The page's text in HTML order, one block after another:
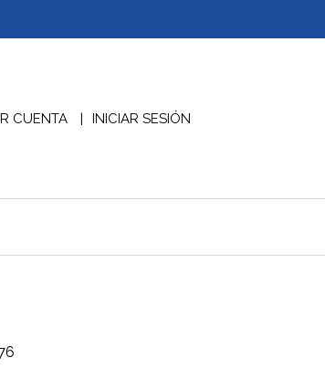
CUENTA INICIAR SESIÓN